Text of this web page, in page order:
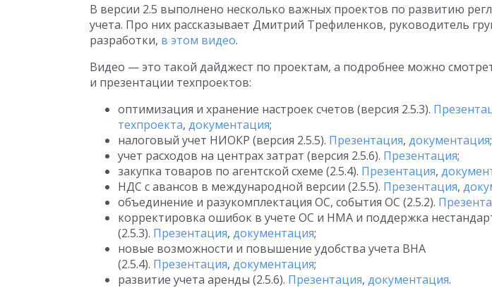
В версии 2.5 выполнено несколько важных проектов по развитию
учета. Про них рассказывает Дмитрий Трефиленков, руководитель
разработки, в этом видео.
Видео — это такой дайджест по проектам, а подробнее можно
и презентации техпроектов:
оптимизация и хранение настроек счетов (версия 2.5.3).
техпроекта, документация;
налоговый учет НИОКР (версия 2.5.5). Презентация, документация;
учет расходов на центрах затрат (версия 2.5.6). Презентация;
закупка товаров по агентской схеме (2.5.4). Презентация,
НДС с авансов в международной версии (2.5.5). Презентация,
объединение и разукомплектация ОС, события ОС (2.5.2).
корректировка ошибок в учете ОС и НМА и поддержка
(2.5.3). Презентация, документация;
новые возможности и повышение удобства учета ВНА
(2.5.4). Презентация, документация;
развитие учета аренды (2.5.6). Презентация, документация.